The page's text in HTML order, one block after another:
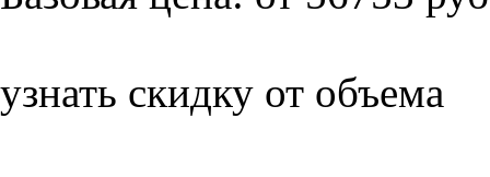
узнать скидку от объема